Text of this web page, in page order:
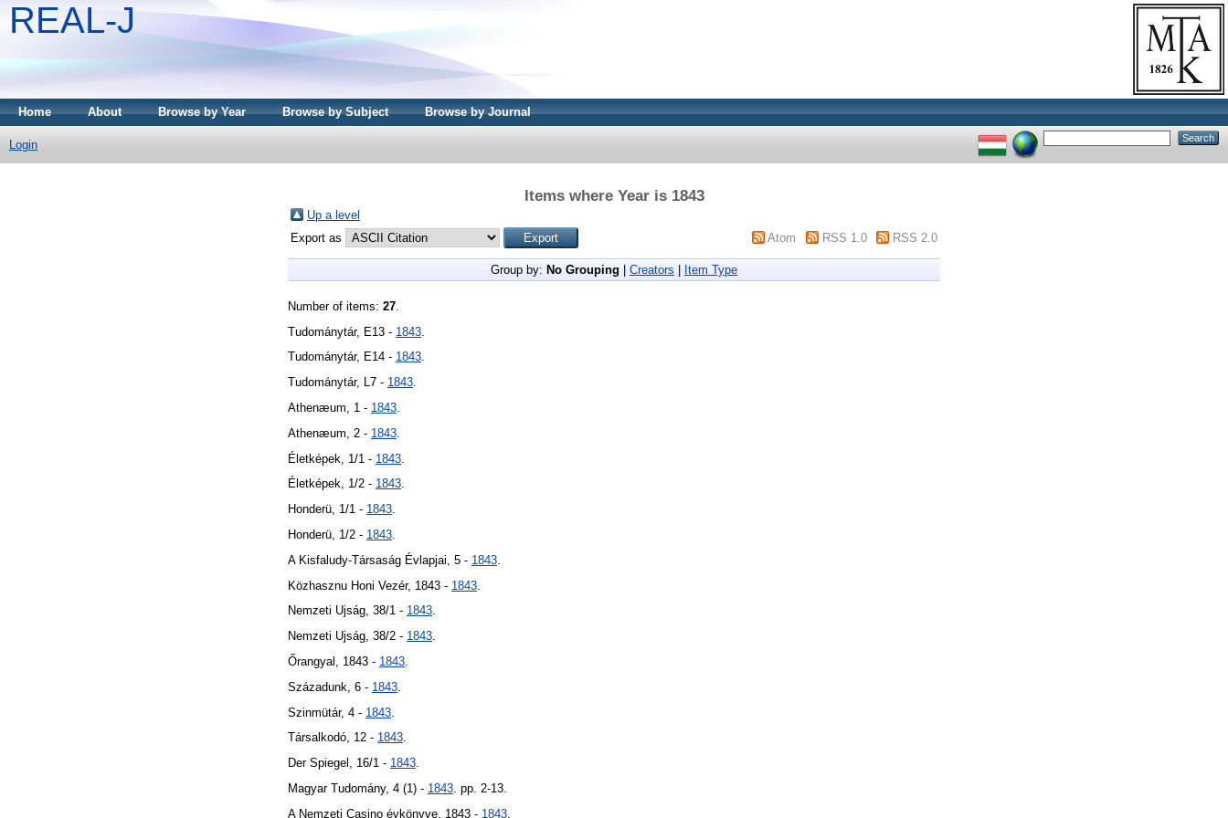
REAL-J
Home About Browse by Year Browse by Subject Browse by Journal
Login
Items where Year is 1843
Up a level
Export as
Atom RSS 1.0 RSS 2.0
Group by: No Grouping Creators Item Type
Number of items: 27
Tudománytár, E13 - 1843
Tudománytár, E14 - 1843.
Tudománytár, L7 - 1843.
Athenæum, 1 - 1843
Athenæum, 2 - 1843
Életképek, 1/1 - 1843
Életképek, 1/2 - 1843.
Honderü, 1/1 - 1843.
Honderü, 1/2 - 1843
A Kisfaludy-Társaság Évlapjai, 5 - 1843
Közhasznu Honi Vezér, 1843 - 1843
Nemzeti Ujság, 38/1 - 1843.
Nemzeti Ujság, 38/2 - 1843.
Őrangyal, 1843 - 1843
Századunk, 6 - 1843
Szinmütár, 4 - 1843
Társalkodó, 12 - 1843.
Der Spiegel, 16/1 - 1843.
Magyar Tudomány, 4 (1) - 1843 . pp. 2-13.
A Nemzeti Casino évkönyve, 1843 - 1843